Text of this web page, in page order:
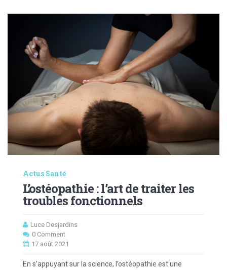
Actus Santé
L’ostéopathie : l’art de traiter les
troubles fonctionnels
Luce Desjardins
0 Comment
17 août 2021
En s’appuyant sur la science, l’ostéopathie est une